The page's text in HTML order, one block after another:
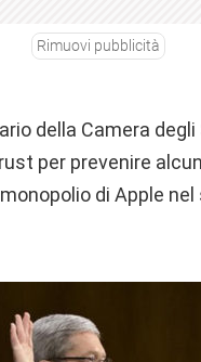
Rimuovi pubblicità
della Camera
per prevenire
di Apple